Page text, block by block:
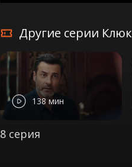
Другие серии
138 мин
8 серия